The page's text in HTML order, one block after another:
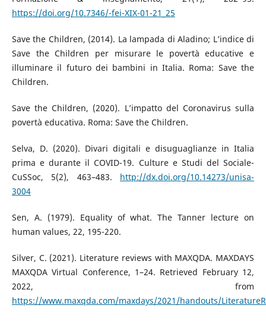
https://doi.org/10.7346/-fei-XIX-01-21_25
Save the Children, (2014). La lampada di Aladino; L’indice di
Save the Children per misurare le povertà educative e
illuminare il futuro dei bambini in Italia. Roma: Save the
Children.
Save the Children, (2020). L’impatto del Coronavirus sulla
povertà educativa. Roma: Save the Children.
Selva, D. (2020). Divari digitali e disuguaglianze in Italia
prima e durante il COVID-19. Culture e Studi del Sociale-
CuSSoc, 5(2), 463–483. http://dx.doi.org/10.14273/unisa-
3004
Sen, A. (1979). Equality of what. The Tanner lecture on
human values, 22, 195-220.
Silver, C. (2021). Literature reviews with MAXQDA. MAXDAYS
MAXQDA Virtual Conference, 1–24. Retrieved February 12,
2022, from
https://www.maxqda.com/maxdays/2021/handouts/